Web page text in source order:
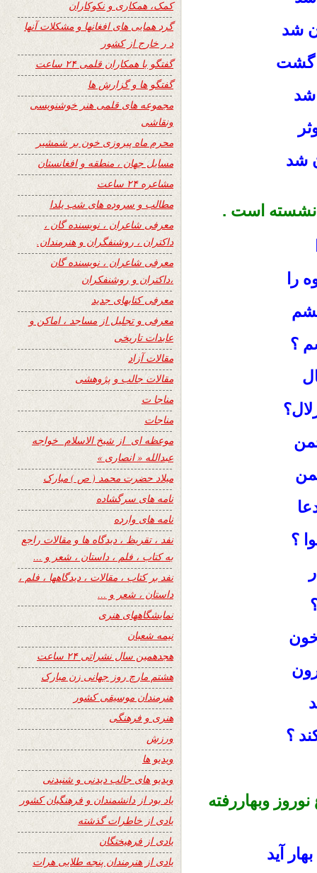
شد
گشت
شد
شد
نشسته است .
را
؟
؟
؟
وبهاررفته
آید
کمک، همکاری و نکوکاران
گرد همایی های افغانها و مشکلات آنها
د ر خارج از کشور
گفتگو با همکاران قلمی ۲۴ ساعت
گفتگو ها و گزارش ها
مجموعه های قلمی هنر خوشنویسی
ونقاشی
محرم ماه پیروزی خون بر شمشیر
مسایل جهان ، منطقه و افغانستان
مشاعره ۲۴ ساعت
مطالب و سروده های شب یلدا
معرفی شاعران ، نویسنده گان ،
داکتران ، روشنفگران و هنرمندان.
معرفی شاعران ، نویسنده گان
،داکتران و روشنفکران
معرفی کتابهای جدید
معرفی و تجلیل از مساجد ، اماکن و
عابدات تاریخی
مقالات آزاد
مقالات جالب و پژوهشی
مناجا ت
مناجات
موعظه ای از شیخ الاسلام خواجه
عبدالله « انصاری »
میلاد حضرت محمد ( ص ) مبارک
نامه های سرگشاده
نامه های وارده
نفد ، تقریظ ، دیدگاه ها و مقالات راجع
به کتاب ، فلم ، داستان ، شعر و …
نفد بر کتاب ، مقالات ، دیدگاهها ، فلم ،
داستان ، شعر و …
نمایشگاههای هنری
نیمه شعبان
هجدهمین سال نشراتی ۲۴ ساعت
هشتم مارچ روز جهانی زن مبارک
هنرمندان موسیقی کشور
هنری و فرهنگی
ورزش
ویدیو ها
ویدیو های جالب دیدنی و شنیدنی
یاد بود از دانشمندان و فرهنگیان کشور
یادی از خاطرات گذشته
یادی از فرهیختگان
یادی از هنرمندان پنجه طلایی هرات